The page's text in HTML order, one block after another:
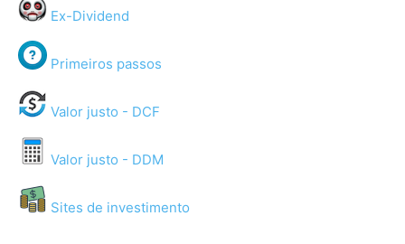
Ex-Dividend
Primeiros passos
Valor justo - DCF
Valor justo - DDM
Sites de investimento